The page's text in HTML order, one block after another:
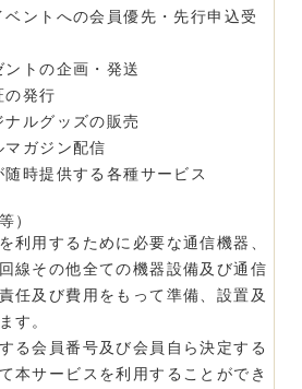
ントへの会員優先・先行申込受
トの企画・発送
発行
ルグッズの販売
ガジン配信
時提供する各種サービス
）
利用するために必要な通信機器、
線その他全ての機器設備及び通信
任及び費用をもって準備、設置及
す。
る会員番号及び会員自ら決定する
本サービスを利用することができ